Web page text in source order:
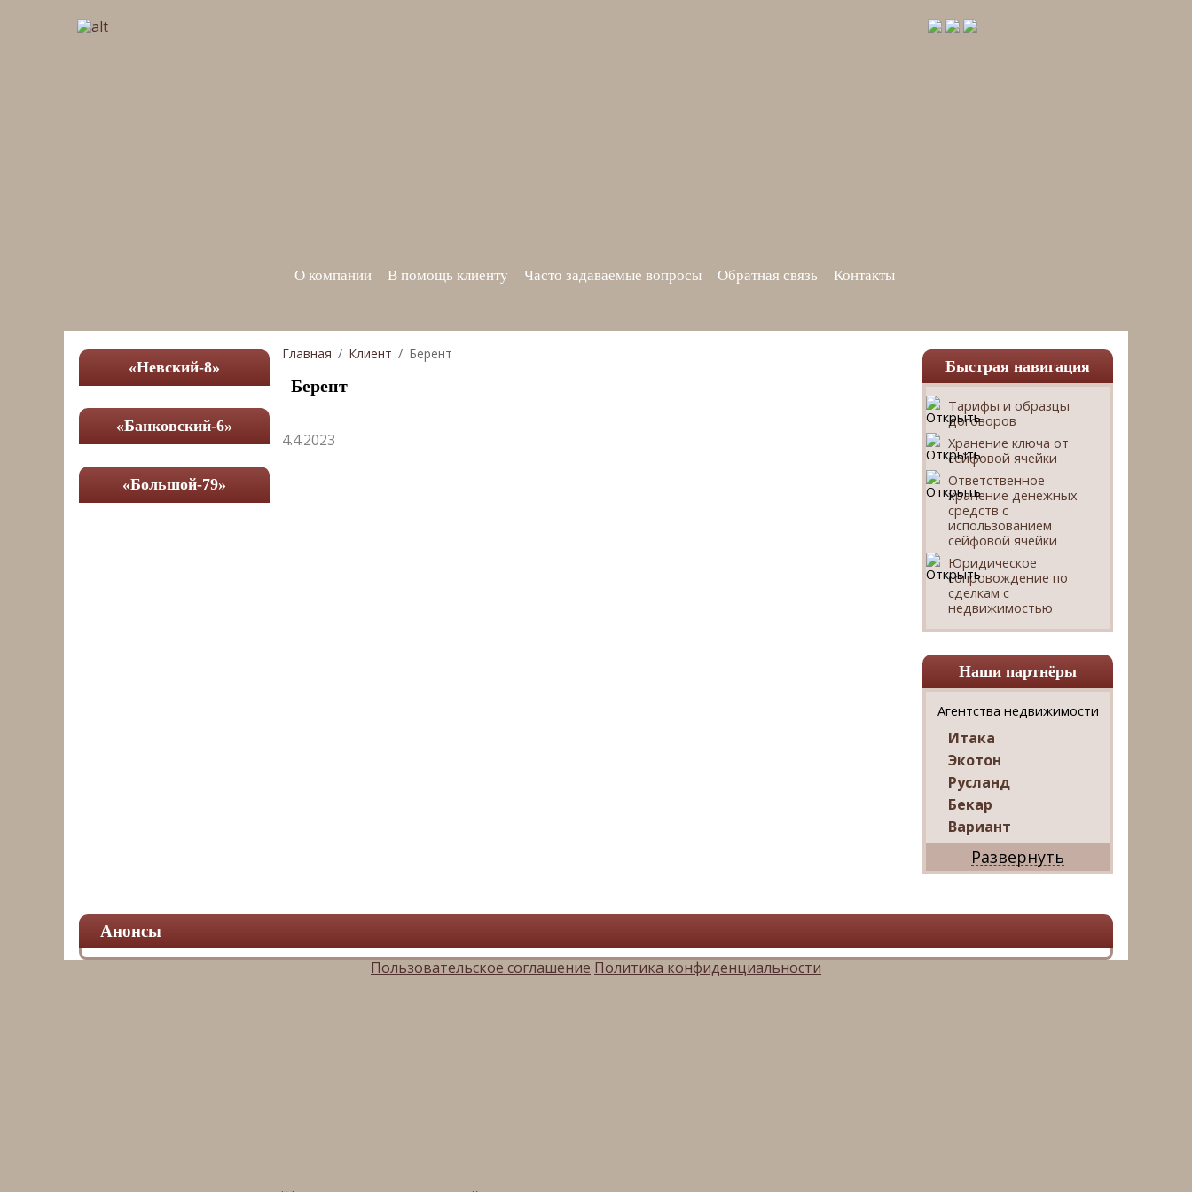
О компании В помощь клиенту Часто задаваемые вопросы Обратная связь Контакты
«Невский-8»
«Банковский-6»
«Большой-79»
Главная Клиент Берент
Берент
4.4.2023
Быстрая навигация
Тарифы и образцы
договоров
Хранение ключа от
сейфовой ячейки
Ответственное
хранение денежных
средств с
использованием
сейфовой ячейки
Юридическое
сопровождение по
сделкам с
недвижимостью
Наши партнёры
Агентства недвижимости
Итака
Экотон
Русланд
Бекар
Вариант
Дриада
Реал
Ваш Дом
Мир квартир
Анонсы
Пользовательское соглашение Политика конфиденциальности